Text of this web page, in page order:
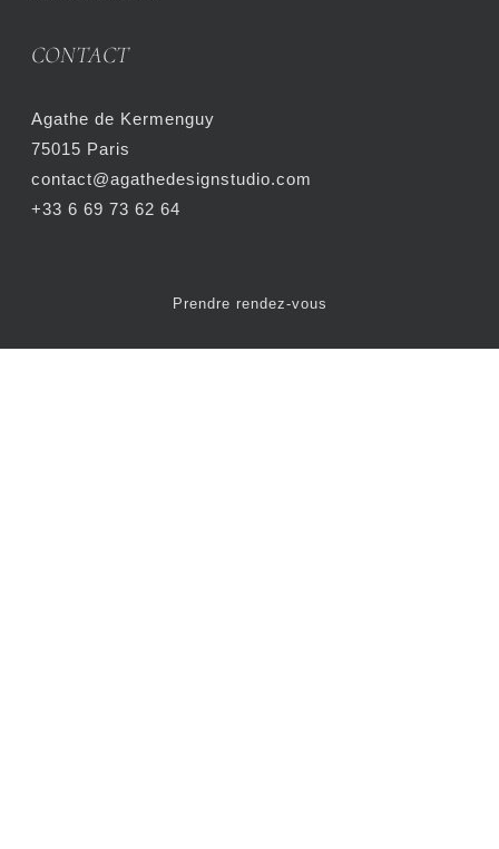
CONTACT
Agathe de Kermenguy
75015 Paris
contact@agathedesignstudio.com
+33 6 69 73 62 64
Prendre rendez-vous